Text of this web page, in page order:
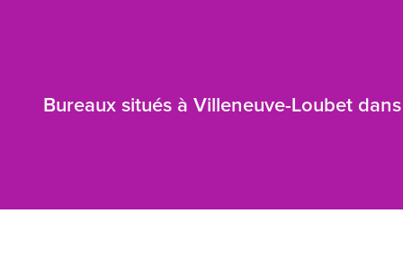
Bureaux situés à Villeneuve-Loubet